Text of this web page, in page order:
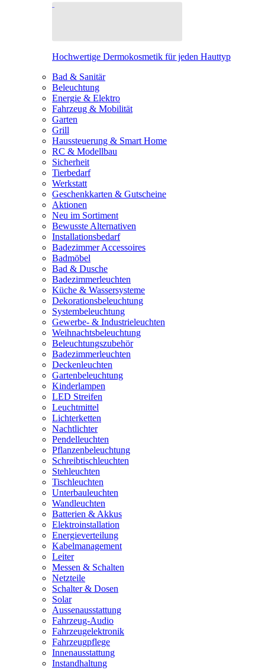
Hochwertige Dermokosmetik für jeden Hauttyp
Bad & Sanitär
Beleuchtung
Energie & Elektro
Fahrzeug & Mobilität
Garten
Grill
Haussteuerung & Smart Home
RC & Modellbau
Sicherheit
Tierbedarf
Werkstatt
Geschenkkarten & Gutscheine
Aktionen
Neu im Sortiment
Bewusste Alternativen
Installationsbedarf
Badezimmer Accessoires
Badmöbel
Bad & Dusche
Badezimmerleuchten
Küche & Wassersysteme
Dekorationsbeleuchtung
Systembeleuchtung
Gewerbe- & Industrieleuchten
Weihnachtsbeleuchtung
Beleuchtungszubehör
Badezimmerleuchten
Deckenleuchten
Gartenbeleuchtung
Kinderlampen
LED Streifen
Leuchtmittel
Lichterketten
Nachtlichter
Pendelleuchten
Pflanzenbeleuchtung
Schreibtischleuchten
Stehleuchten
Tischleuchten
Unterbauleuchten
Wandleuchten
Batterien & Akkus
Elektroinstallation
Energieverteilung
Kabelmanagement
Leiter
Messen & Schalten
Netzteile
Schalter & Dosen
Solar
Aussenausstattung
Fahrzeug-Audio
Fahrzeugelektronik
Fahrzeugpflege
Innenausstattung
Instandhaltung